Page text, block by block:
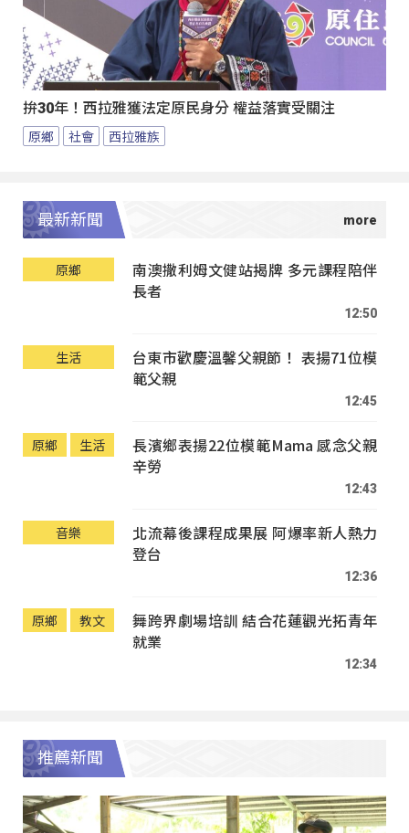
拚30年！西拉雅獲法定原民身分 權益落實受關注
原鄉 社會 西拉雅族
最新新聞
原鄉
南澳撒利姆文健站揭牌 多元課程陪伴
長者
12:50
生活
台東市歡慶溫馨父親節！ 表揚71位模
範父親
12:45
原鄉 生活
長濱鄉表揚22位模範Mama 感念父親
辛勞
12:43
音樂
北流幕後課程成果展 阿爆率新人熱力
登台
12:36
原鄉 教文
舞跨界劇場培訓 結合花蓮觀光拓青年
就業
12:34
推薦新聞